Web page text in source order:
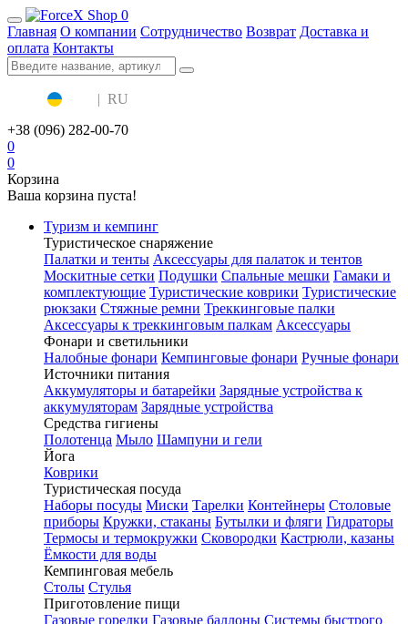
0
Главная О компании Сотрудничество Возврат Доставка и
оплата Контакты
| RU
+38 (096) 282-00-70
0
0
Корзина
Ваша корзина пуста!
Туризм и кемпинг
Туристическое снаряжение
Палатки и тенты Аксессуары для палаток и тентов
Москитные сетки Подушки Спальные мешки Гамаки и
комплектующие Туристические коврики Туристические
рюкзаки Стяжные ремни Треккинговые палки
Аксессуары к треккинговым палкам Аксессуары
Фонари и светильники
Налобные фонари Кемпинговые фонари Ручные фонари
Источники питания
Аккумуляторы и батарейки Зарядные устройства к
аккумуляторам Зарядные устройства
Средства гигиены
Полотенца Мыло Шампуни и гели
Йога
Коврики
Туристическая посуда
Наборы посуды Миски Тарелки Контейнеры Столовые
приборы Кружки, стаканы Бутылки и фляги Гидраторы
Термосы и термокружки Сковородки Кастрюли, казаны
Ёмкости для воды
Кемпинговая мебель
Столы Стулья
Приготовление пищи
Газовые горелки Газовые баллоны Системы быстрого